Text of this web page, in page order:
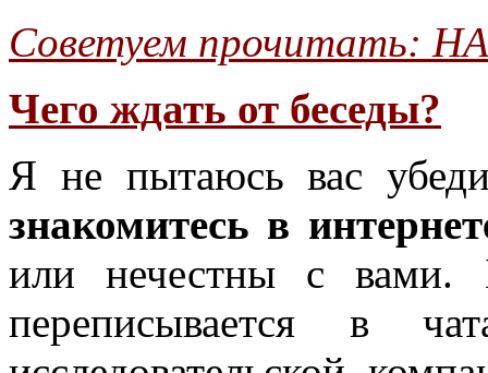
Советуем прочитать:
Чего ждать от беседы?
Я не пытаюсь вас
знакомитесь в
или нечестны с вами.
переписывается в